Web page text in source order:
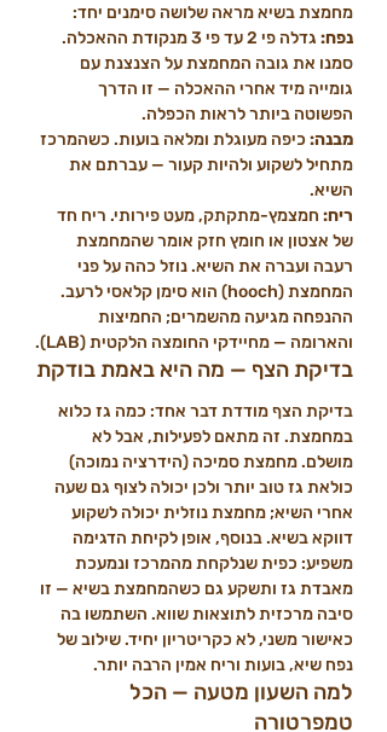
מחמצת בשיא מראה שלושה סימנים יחד:
נפח:
גדלה פי 2 עד פי 3 מנקודת ההאכלה.
סמנו את גובה המחמצת על הצנצנת עם
גומייה מיד אחרי ההאכלה — זו הדרך
הפשוטה ביותר לראות הכפלה.
מבנה: כיפה מעוגלת ומלאה בועות. כשהמרכז
מתחיל לשקוע ולהיות קעור — עברתם את
השיא.
ריח: חמצמץ-מתקתק, מעט פירותי. ריח חד
של אצטון או חומץ חזק אומר שהמחמצת
רעבה ועברה את השיא. נוזל כהה על פני
המחמצת (hooch) הוא סימן קלאסי לרעב.
ההנפחה מגיעה מהשמרים; החמיצות
והארומה — מחיידקי החומצה הלקטית (LAB).
בדיקת הצף — מה היא באמת בודקת
בדיקת הצף מודדת דבר אחד: כמה גז כלוא
במחמצת. זה מתאם לפעילות, אבל לא
מושלם. מחמצת סמיכה (הידרציה נמוכה)
כולאת גז טוב יותר ולכן יכולה לצוף גם שעה
אחרי השיא; מחמצת נוזלית יכולה לשקוע
דווקא בשיא. בנוסף, אופן לקיחת הדגימה
משפיע: כפית שנלקחת מהמרכז ונמעכת
מאבדת גז ותשקע גם כשהמחמצת בשיא — זו
סיבה מרכזית לתוצאות שווא. השתמשו בה
כאישור משני, לא כקריטריון יחיד. שילוב של
נפח שיא, בועות וריח אמין הרבה יותר.
למה השעון מטעה — הכל
טמפרטורה